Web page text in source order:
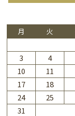
月 火
3
4
10
11
17
18
24
25
31